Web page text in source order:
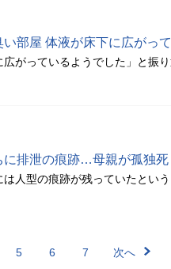
部屋 体液が床下に広がっ
広がっているようでした」と振
に排泄の痕跡…母親が孤独
人型の痕跡が残っていたという
5 6 7 次へ